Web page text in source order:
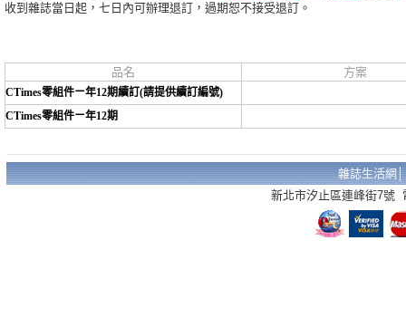
收到雜誌當日起，七日內可辦理退訂，過期恕不接受退訂。
品名 方案
CTimes零組件ㄧ年12期續訂(請提供續訂編號)
CTimes零組件ㄧ年12期
雜誌生活網
新北市汐止區連峰街7號